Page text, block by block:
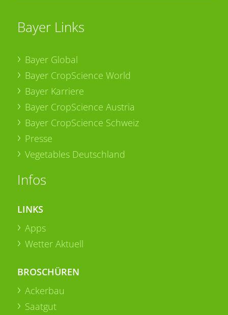
Bayer Links
Bayer Global
Bayer CropScience World
Bayer Karriere
Bayer CropScience Austria
Bayer CropScience Schweiz
Presse
Vegetables Deutschland
Infos
LINKS
Apps
Wetter Aktuell
BROSCHÜREN
Ackerbau
Saatgut